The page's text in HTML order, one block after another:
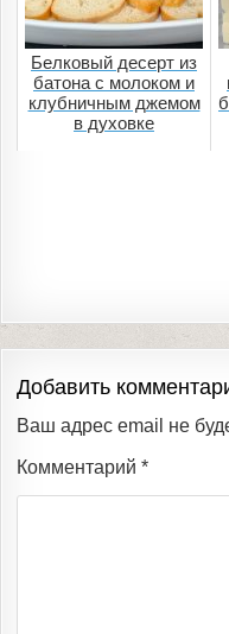
Белковый десерт из
батона с молоком и
клубничным джемом
в духовке
Добавить
Ваш адрес email не
Комментарий *